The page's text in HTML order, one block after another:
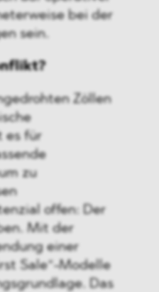
bei der
sein.
Zöllen
es für
zu
offen: Der
Mit der
einer
Sale“-Modelle
Das